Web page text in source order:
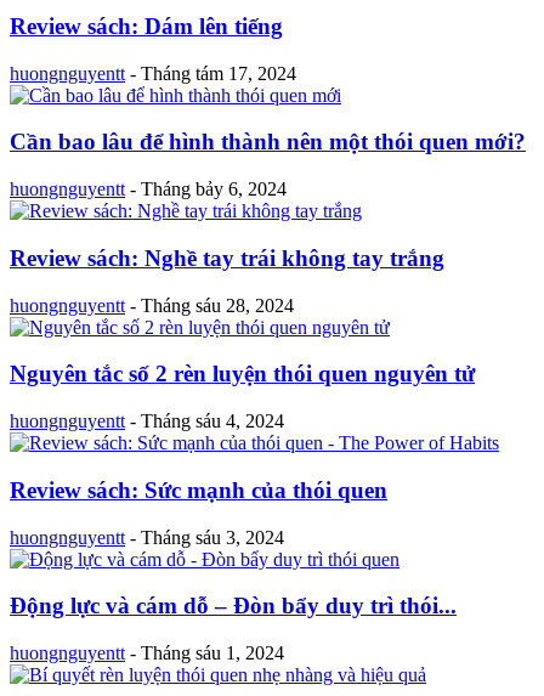
Review sách: Dám lên tiếng
huongnguyentt - Tháng tám 17, 2024
Cần bao lâu để hình thành nên một thói quen mới?
huongnguyentt - Tháng bảy 6, 2024
Review sách: Nghề tay trái không tay trắng
huongnguyentt - Tháng sáu 28, 2024
Nguyên tắc số 2 rèn luyện thói quen nguyên tử
huongnguyentt - Tháng sáu 4, 2024
Review sách: Sức mạnh của thói quen
huongnguyentt - Tháng sáu 3, 2024
Động lực và cám dỗ – Đòn bẩy duy trì thói...
huongnguyentt - Tháng sáu 1, 2024